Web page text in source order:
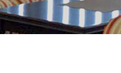
感謝祭・社員旅行